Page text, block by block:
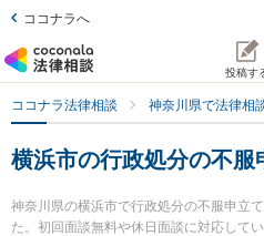
ココナラへ
投稿す
ココナラ法律相談 神奈川県で法律相
横浜市の行政処分の不服
神奈川県の横浜市で行政処分の不服申立
た。初回面談無料や休日面談に対応して